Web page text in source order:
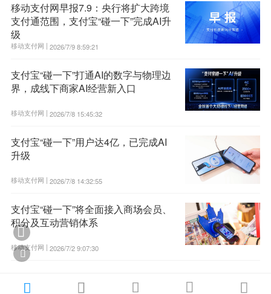
移动支付网早报7.9：央行将扩大跨境
支付通范围，支付宝“碰一下”完成AI升
级
移动支付网 | 2026/7/9 8:59:21
支付宝“碰一下”打通AI的数字与物理边
界，成线下商家AI经营新入口
移动支付网 | 2026/7/8 15:45:32
支付宝“碰一下”用户达4亿，已完成AI
升级
移动支付网 | 2026/7/8 14:32:55
支付宝“碰一下”将全面接入商场会员、
积分及互动营销体系
移动支付网 | 2026/7/2 9:07:30
    

